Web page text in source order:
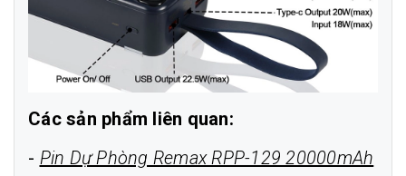
Các sản phẩm liên quan:
- Pin Dự Phòng Remax RPP-129 20000mAh